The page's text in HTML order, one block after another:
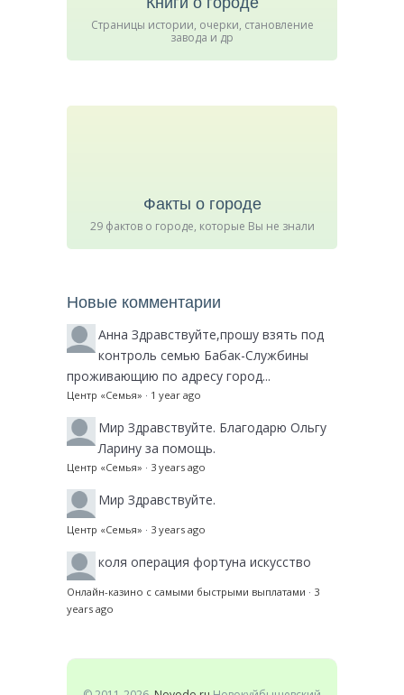
Страницы истории, очерки, становление
завода и др
Факты о городе
29 фактов о городе, которые Вы не знали
Новые комментарии
Анна Здравствуйте,прошу взять под
контроль семью Бабак-Службины
проживающию по адресу город...
Центр «Семья» · 1 year ago
Мир Здравствуйте. Благодарю Ольгу
Ларину за помощь.
Центр «Семья» · 3 years ago
Мир Здравствуйте.
Центр «Семья» · 3 years ago
коля операция фортуна искусство
Онлайн-казино с самыми быстрыми выплатами · 3
years ago